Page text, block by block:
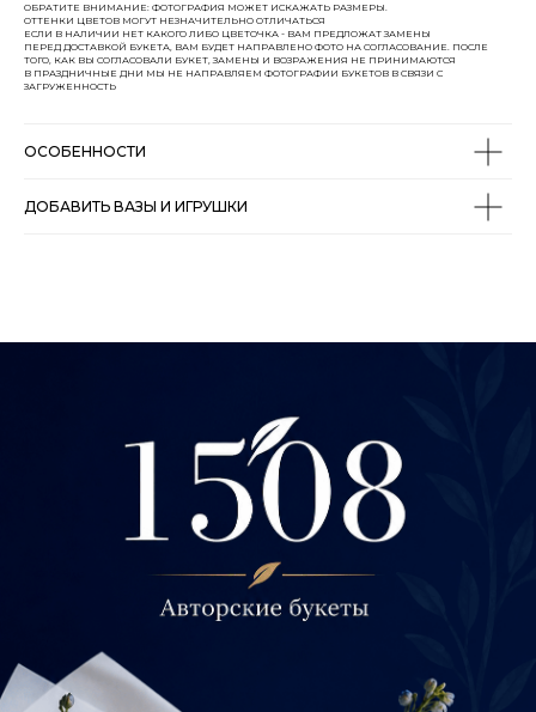
ОБРАТИТЕ ВНИМАНИЕ: ФОТОГРАФИЯ МОЖЕТ ИСКАЖАТЬ РАЗМЕРЫ.
ОТТЕНКИ ЦВЕТОВ МОГУТ НЕЗНАЧИТЕЛЬНО ОТЛИЧАТЬСЯ
ЕСЛИ В НАЛИЧИИ НЕТ КАКОГО ЛИБО ЦВЕТОЧКА - ВАМ ПРЕДЛОЖАТ ЗАМЕНЫ
ПЕРЕД ДОСТАВКОЙ БУКЕТА, ВАМ БУДЕТ НАПРАВЛЕНО ФОТО НА СОГЛАСОВАНИЕ. ПОСЛЕ
ТОГО, КАК ВЫ СОГЛАСОВАЛИ БУКЕТ, ЗАМЕНЫ И ВОЗРАЖЕНИЯ НЕ ПРИНИМАЮТСЯ
В ПРАЗДНИЧНЫЕ ДНИ МЫ НЕ НАПРАВЛЯЕМ ФОТОГРАФИИ БУКЕТОВ В СВЯЗИ С
ЗАГРУЖЕННОСТЬ
ОСОБЕННОСТИ
ДОБАВИТЬ ВАЗЫ И ИГРУШКИ